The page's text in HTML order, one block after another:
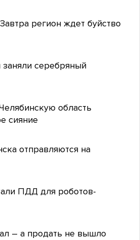
регион ждет буйство
серебряный
область
сияние
отправляются на
ПДД для роботов-
– а продать не вышло